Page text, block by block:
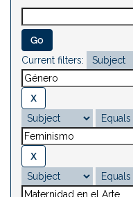
Current filters: